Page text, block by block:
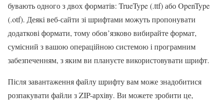
бувають одного з двох форматів: TrueType (.ttf) або OpenType
(.otf). Деякі веб-сайти зі шрифтами можуть пропонувати
додаткові формати, тому обов’язково вибирайте формат,
сумісний з вашою операційною системою і програмним
забезпеченням, з яким ви плануєте використовувати шрифт.
Після завантаження файлу шрифту вам може знадобитися
розпакувати файли з ZIP-архіву. Ви можете зробити це,